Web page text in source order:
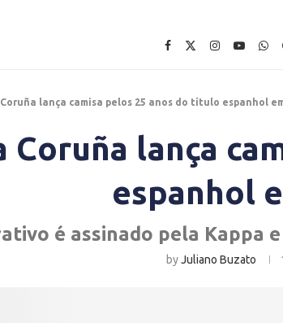
lança camisa pelos 25 anos do título espanhol
Coruña lança
espanhol
é assinado pela Kappa
byJuliano Buzato